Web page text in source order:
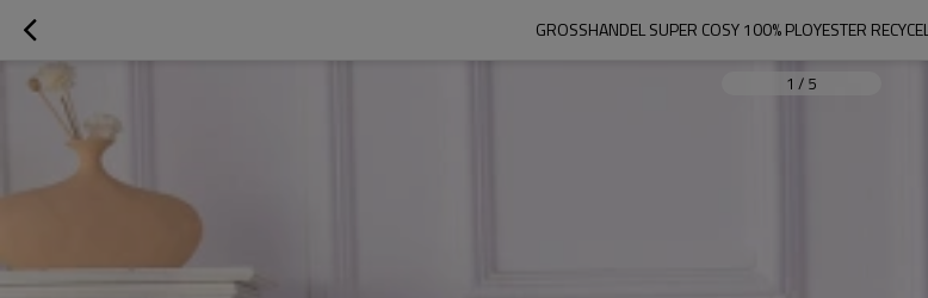
GROSSHANDEL SUPER COSY 100% PLOYESTER
1 / 5